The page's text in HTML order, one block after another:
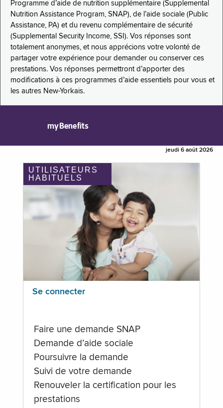
Programme d’aide de nutrition supplémentaire (Supplemental
Nutrition Assistance Program, SNAP), de l’aide sociale (Public
Assistance, PA) et du revenu complémentaire de sécurité
(Supplemental Security Income, SSI). Vos réponses sont
totalement anonymes, et nous apprécions votre volonté de
partager votre expérience pour demander ou conserver ces
prestations. Vos réponses permettront d’apporter des
modifications à ces programmes d’aide essentiels pour vous et
les autres New-Yorkais.
myBenefits
jeudi 6 août 2026
UTILISATEURS
HABITUELS
Se connecter
Faire une demande SNAP
Demande d’aide sociale
Poursuivre la demande
Suivi de votre demande
Renouveler la certification pour les
prestations